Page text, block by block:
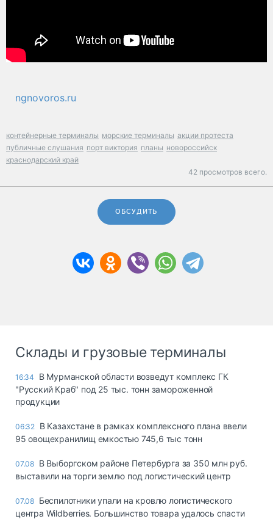
ngnovoros.ru
контейнерные терминалы морские терминалы акции протеста
публичные слушания порт виктория планы новороссийск
краснодарский край
42 просмотров всего.
ОБСУДИТЬ
Склады и грузовые терминалы
16:34
В Мурманской области возведут комплекс ГК
"Русский Краб" под 25 тыс. тонн замороженной
продукции
06:32 В Казахстане в рамках комплексного плана ввели
95 овощехранилищ емкостью 745,6 тыс тонн
07.08 В Выборгском районе Петербурга за 350 млн руб.
выставили на торги землю под логистический центр
07.08 Беспилотники упали на кровлю логистического
центра Wildberries. Большинство товара удалось спасти